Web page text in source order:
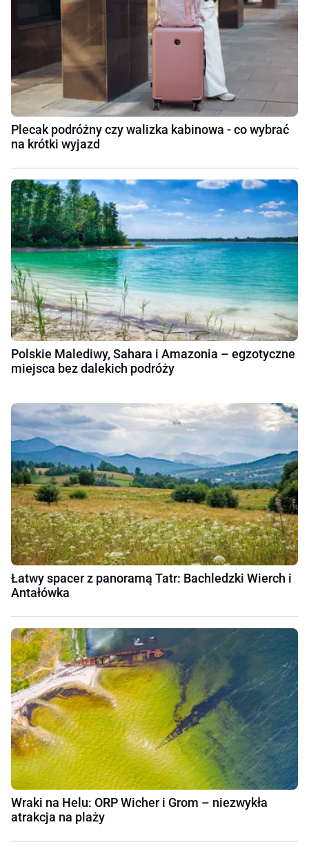
Plecak podróżny czy walizka kabinowa - co wybrać
na krótki wyjazd
Polskie Malediwy, Sahara i Amazonia – egzotyczne
miejsca bez dalekich podróży
Łatwy spacer z panoramą Tatr: Bachledzki Wierch i
Antałówka
Wraki na Helu: ORP Wicher i Grom – niezwykła
atrakcja na plaży